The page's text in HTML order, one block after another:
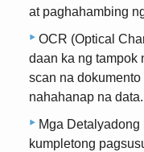
at paghahambing
OCR (Optical
daan ka ng tampok
scan na
nahahanap na data.
Mga
kumpletong